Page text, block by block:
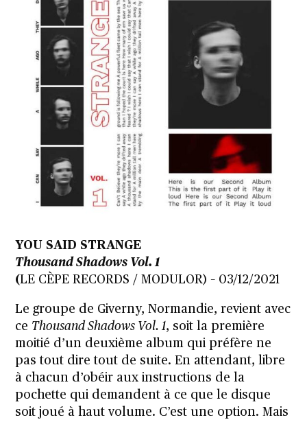
YOU SAID STRANGE
Thousand Shadows Vol. 1
(LE CÈPE RECORDS / MODULOR) – 03/12/2021
Le groupe de Giverny, Normandie, revient avec
ce Thousand Shadows Vol. 1, soit la première
moitié d’un deuxième album qui préfère ne
pas tout dire tout de suite. En attendant, libre
à chacun d’obéir aux instructions de la
pochette qui demandent à ce que le disque
soit joué à haut volume. C’est une option. Mais